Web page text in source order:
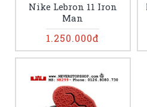
Nike Lebron 11 Iron
Man
1.250.000đ